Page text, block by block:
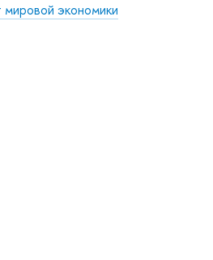
экономики